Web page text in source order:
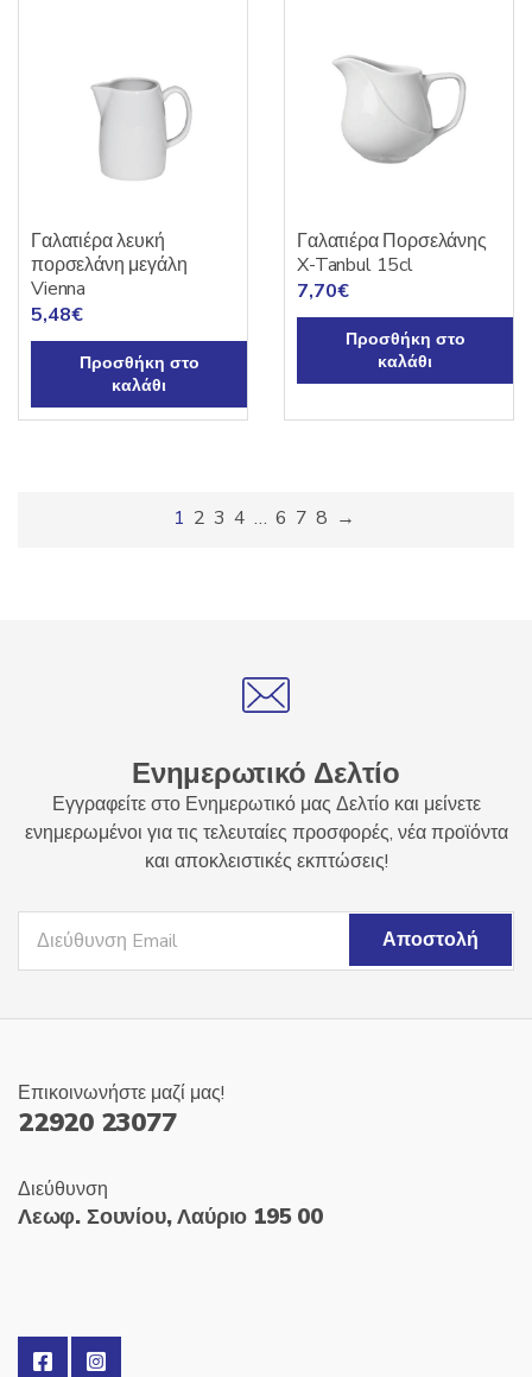
Γαλατιέρα λευκή
πορσελάνη μεγάλη
Vienna
5,48€
Προσθήκη στο
καλάθι
Γαλατιέρα Πορσελάνης
X-Tanbul 15cl
7,70€
Προσθήκη στο
καλάθι
1 2 3 4 … 6 7 8 →
Ενημερωτικό Δελτίο
Εγγραφείτε στο Ενημερωτικό μας Δελτίο και μείνετε
ενημερωμένοι για τις τελευταίες προσφορές, νέα προϊόντα
και αποκλειστικές εκπτώσεις!
Επικοινωνήστε μαζί μας!
22920 23077
Διεύθυνση
Λεωφ. Σουνίου, Λαύριο 195 00